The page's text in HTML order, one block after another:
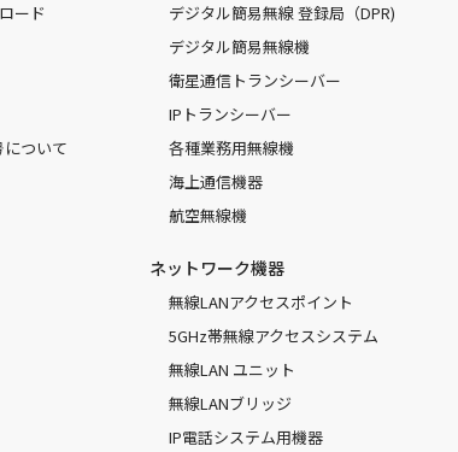
ード
ついて
デジタル簡易無線 登録局（DPR)
デジタル簡易無線機
衛星通信トランシーバー
IPトランシーバー
各種業務用無線機
海上通信機器
航空無線機
ネットワーク機器
無線LANアクセスポイント
5GHz帯無線アクセスシステム
無線LAN ユニット
無線LANブリッジ
IP電話システム用機器